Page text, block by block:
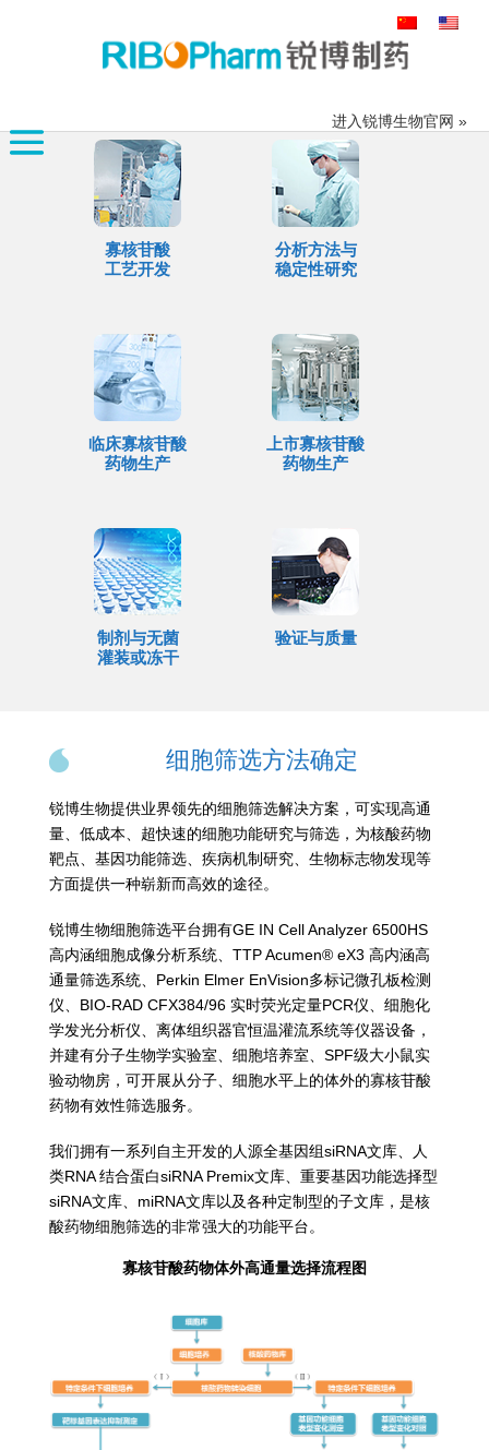
进入锐博生物官网 »
寡核苷酸
工艺开发
分析方法与
稳定性研究
临床寡核苷酸
药物生产
上市寡核苷酸
药物生产
制剂与无菌
灌装或冻干
验证与质量
细胞筛选方法确定
锐博生物提供业界领先的细胞筛选解决方案，可实现高通
量、低成本、超快速的细胞功能研究与筛选，为核酸药物
靶点、基因功能筛选、疾病机制研究、生物标志物发现等
方面提供一种崭新而高效的途径。
锐博生物细胞筛选平台拥有GE IN Cell Analyzer 6500HS
高内涵细胞成像分析系统、TTP Acumen® eX3 高内涵高
通量筛选系统、Perkin Elmer EnVision多标记微孔板检测
仪、BIO-RAD CFX384/96 实时荧光定量PCR仪、细胞化
学发光分析仪、离体组织器官恒温灌流系统等仪器设备，
并建有分子生物学实验室、细胞培养室、SPF级大小鼠实
验动物房，可开展从分子、细胞水平上的体外的寡核苷酸
药物有效性筛选服务。
我们拥有一系列自主开发的人源全基因组siRNA文库、人
类RNA 结合蛋白siRNA Premix文库、重要基因功能选择型
siRNA文库、miRNA文库以及各种定制型的子文库，是核
酸药物细胞筛选的非常强大的功能平台。
寡核苷酸药物体外高通量选择流程图